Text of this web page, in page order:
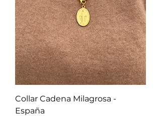
Collar Cadena Milagrosa -
España